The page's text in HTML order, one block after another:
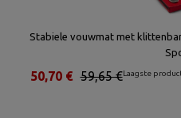
Stabiele vouwmat met
Laagste
59,65 €
50,70 €